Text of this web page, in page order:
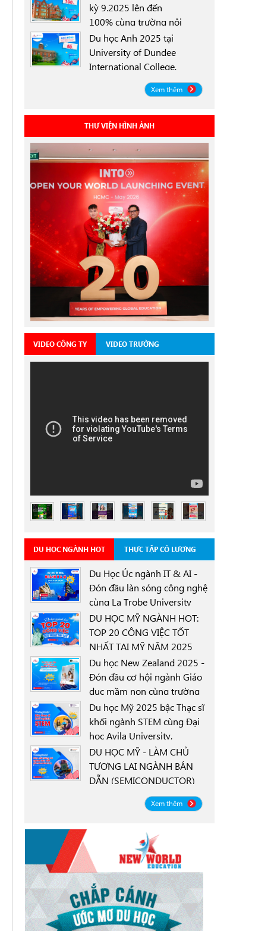
kỳ 9.2025 lên đến
100% cùng trường nội
trú Worthgate School
Canterbury
Du học Anh 2025 tại
University of Dundee
International College,
Scotland ICD - Lộ trình
linh hoạt, học bổng
Xem thêm
THƯ VIỆN HÌNH ẢNH
VIDEO CÔNG TY VIDEO TRƯỜNG
DU HỌC NGÀNH HOT THỰC TẬP CÓ LƯƠNG
Du Học Úc ngành IT & AI -
Đón đầu làn sóng công nghệ
cùng La Trobe University
Sydney Campus với học
bổng 30%
0000-00-00
DU HỌC MỸ NGÀNH HOT:
TOP 20 CÔNG VIỆC TỐT
NHẤT TẠI MỸ NĂM 2025
Du học New Zealand 2025 -
Đón đầu cơ hội ngành Giáo
dục mầm non cùng trường
New Zealand Tertiary
College NZTC
Du học Mỹ 2025 bậc Thạc sĩ
khối ngành STEM cùng Đại
học Avila University,
Goodyear, Arizona
0000-00-00
DU HỌC MỸ - LÀM CHỦ
TƯƠNG LAI NGÀNH BÁN
DẪN (SEMICONDUCTOR)
CÙNG ĐẠI HỌC OREGON
STATE UNIVERSITY OSU
Xem thêm